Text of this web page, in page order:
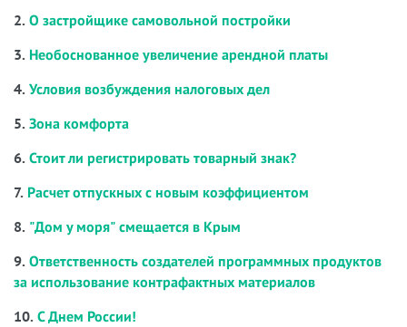
2. О застройщике самовольной постройки
3. Необоснованное увеличение арендной платы
4. Условия возбуждения налоговых дел
5. Зона комфорта
6. Стоит ли регистрировать товарный знак?
7. Расчет отпускных с новым коэффициентом
8. "Дом у моря" смещается в Крым
9. Ответственность создателей программных продуктов
за использование контрафактных материалов
10. С Днем России!